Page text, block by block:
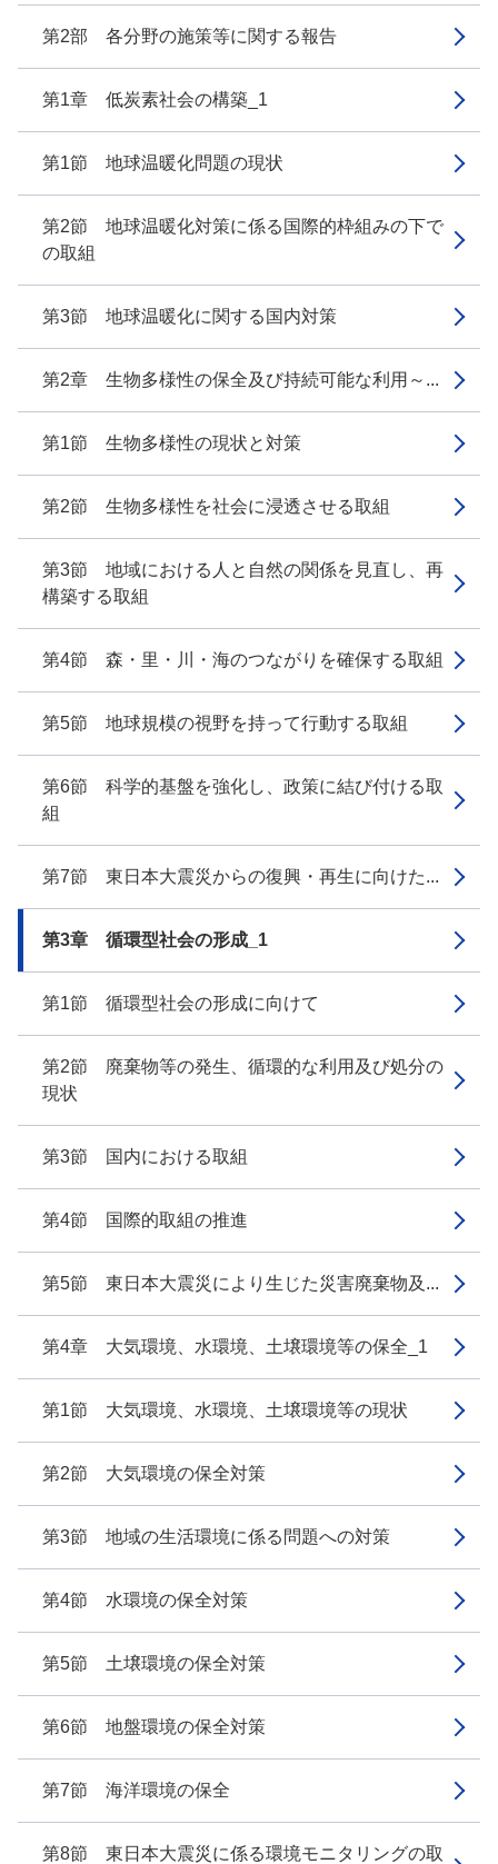
第2部 各分野の施策等に関する報告
第1章 低炭素社会の構築_1
第1節 地球温暖化問題の現状
第2節 地球温暖化対策に係る国際的枠組みの下で
の取組
第3節 地球温暖化に関する国内対策
第2章 生物多様性の保全及び持続可能な利用～...
第1節 生物多様性の現状と対策
第2節 生物多様性を社会に浸透させる取組
第3節 地域における人と自然の関係を見直し、再
構築する取組
第4節 森・里・川・海のつながりを確保する取組
第5節 地球規模の視野を持って行動する取組
第6節 科学的基盤を強化し、政策に結び付ける取
組
第7節 東日本大震災からの復興・再生に向けた...
第3章 循環型社会の形成_1
第1節 循環型社会の形成に向けて
第2節 廃棄物等の発生、循環的な利用及び処分の
現状
第3節 国内における取組
第4節 国際的取組の推進
第5節 東日本大震災により生じた災害廃棄物及...
第4章 大気環境、水環境、土壌環境等の保全_1
第1節 大気環境、水環境、土壌環境等の現状
第2節 大気環境の保全対策
第3節 地域の生活環境に係る問題への対策
第4節 水環境の保全対策
第5節 土壌環境の保全対策
第6節 地盤環境の保全対策
第7節 海洋環境の保全
第8節 東日本大震災に係る環境モニタリングの取